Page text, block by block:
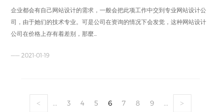
企业都会有自己网站设计的需求，一般会把此项工作中交到专业网站设计公
司，由于她们的技术专业。可是公司在资询的情况下会发觉，这种网站设计
公司在价格上存有着差别，那麼...
—— 2021-01-19
< ... 3 4 5 6 7 8 9 ... >